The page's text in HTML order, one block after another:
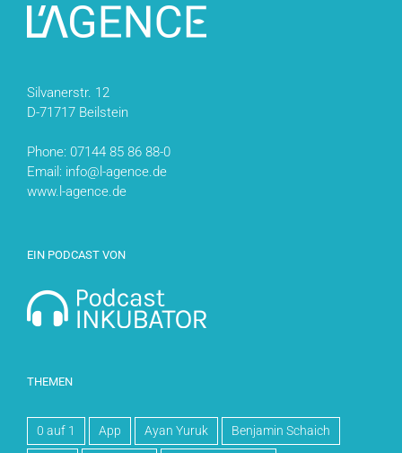
Silvanerstr. 12
D-71717 Beilstein
Phone: 07144 85 86 88-0
Email: info@l-agence.de
www.l-agence.de
EIN PODCAST VON
THEMEN
0 auf 1 App Ayan Yuruk Benjamin Schaich